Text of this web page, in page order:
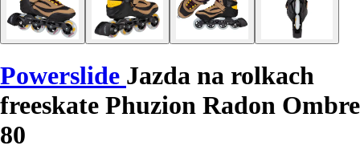
Powerslide Jazda na rolkach
freeskate Phuzion Radon Ombre
80